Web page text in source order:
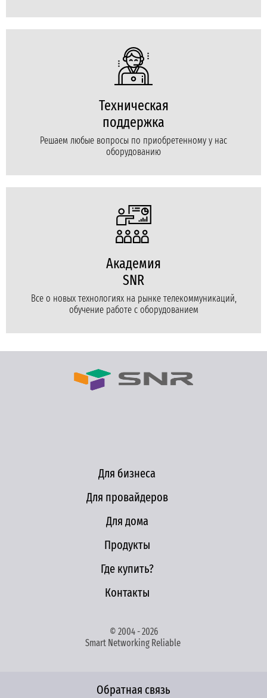
Техническая
поддержка
Решаем любые вопросы по приобретенному у нас
оборудованию
Академия
SNR
Все о новых технологиях на рынке телекоммуникаций,
обучение работе с оборудованием
Для бизнеса
Для провайдеров
Для дома
Продукты
Где купить?
Контакты
© 2004 - 2026
Smart Networking Reliable
Обратная связь